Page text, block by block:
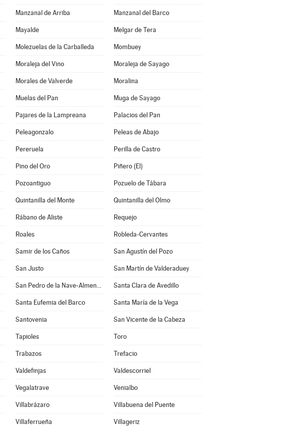
Manzanal de Arriba Manzanal del Barco
Mayalde Melgar de Tera
Molezuelas de la Carballeda Mombuey
Moraleja del Vino Moraleja de Sayago
Morales de Valverde Moralina
Muelas del Pan Muga de Sayago
Pajares de la Lampreana Palacios del Pan
Peleagonzalo Peleas de Abajo
Pereruela Perilla de Castro
Pino del Oro Piñero (El)
Pozoantiguo Pozuelo de Tábara
Quintanilla del Monte Quintanilla del Olmo
Rábano de Aliste Requejo
Roales Robleda-Cervantes
Samir de los Caños San Agustín del Pozo
San Justo San Martín de Valderaduey
San Pedro de la Nave-Almendra Santa Clara de Avedillo
Santa Eufemia del Barco Santa María de la Vega
Santovenia San Vicente de la Cabeza
Tapioles Toro
Trabazos Trefacio
Valdefinjas Valdescorriel
Vegalatrave Venialbo
Villabrázaro Villabuena del Puente
Villaferrueña Villageriz